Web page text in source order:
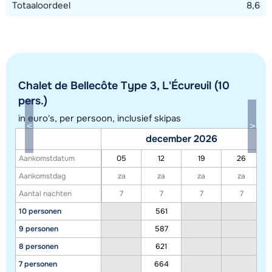
Toon alle accommodaties in dit gebied
Deze kaart geeft een indicatie van de ligging van onze accommodaties. De
exacte locatie kan enigszins afwijken.
Totaaloordeel
8,6
Chalet de Bellecôte Type 3, L'Écureuil (10
pers.)
in euro's, per persoon, inclusief skipas
Aankomstdatum
Aankomstdag
Aantal nachten
10 personen
9 personen
8 personen
7 personen
december 2026
05 12 19
26
za
za za
za
7
7 7
7
561
587
621
664